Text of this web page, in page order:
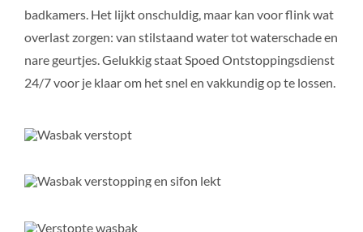
badkamers. Het lijkt onschuldig, maar kan voor flink wat
overlast zorgen: van stilstaand water tot waterschade en
nare geurtjes. Gelukkig staat Spoed Ontstoppingsdienst
24/7 voor je klaar om het snel en vakkundig op te lossen.